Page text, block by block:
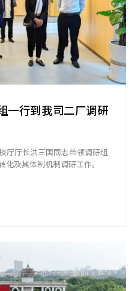
一行到我司二厂调研
厅厅长洪三国同志带领调研组
及其体制机制调研工作。